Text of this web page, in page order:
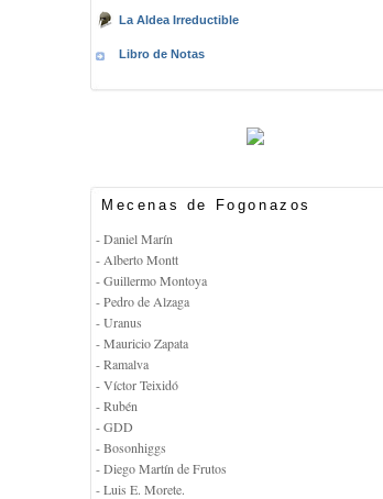
La Aldea Irreductible
Libro de Notas
Mecenas de Fogonazos
- Daniel Marín
- Alberto Montt
- Guillermo Montoya
- Pedro de Alzaga
- Uranus
- Mauricio Zapata
- Ramalva
- Víctor Teixidó
- Rubén
- GDD
- Bosonhiggs
- Diego Martín de Frutos
- Luis E. Morete.